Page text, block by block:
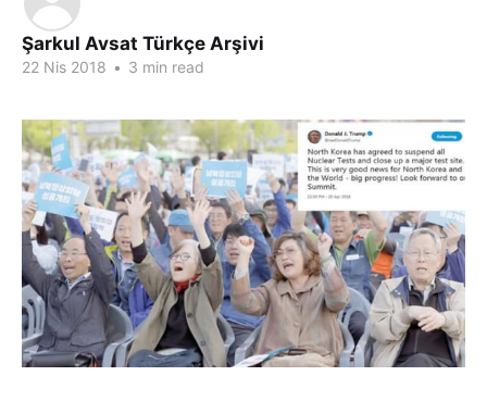
Şarkul Avsat Türkçe Arşivi
22 Nis 2018 • 3 min read